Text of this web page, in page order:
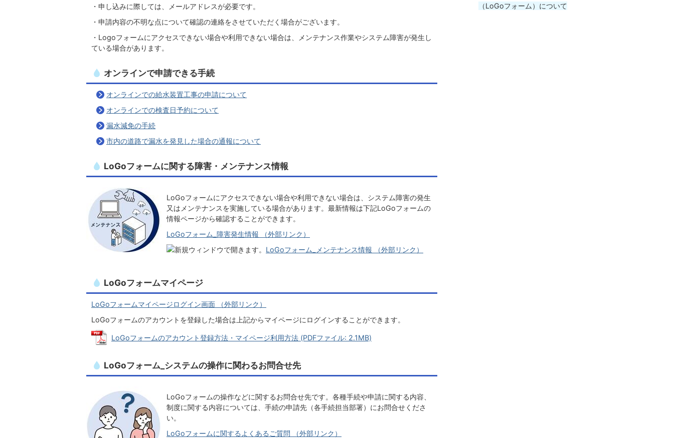
・申し込みに際しては、メールアドレスが必要です。
・申請内容の不明な点について確認の連絡をさせていただく場合がございます。
・Logoフォームにアクセスできない場合や利用できない場合は、メンテナンス作業やシステム障害が発生し
ている場合があります。
オンラインで申請できる手続
オンラインでの給水装置工事の申請について
オンラインでの検査日予約について
漏水減免の手続
市内の道路で漏水を発見した場合の通報について
LoGoフォームに関する障害・メンテナンス情報
LoGoフォームにアクセスできない場合や利用できない場合は、システム障害の発生
又はメンテナンスを実施している場合があります。最新情報は下記LoGoフォームの
情報ページから確認することができます。
LoGoフォーム_障害発生情報 （外部リンク）
LoGoフォーム_メンテナンス情報 （外部リンク）
LoGoフォームマイページ
LoGoフォームマイページログイン画面 （外部リンク）
LoGoフォームのアカウントを登録した場合は上記からマイページにログインすることができます。
LoGoフォームのアカウント登録方法・マイページ利用方法 (PDFファイル: 2.1MB)
LoGoフォーム_システムの操作に関わるお問合せ先
LoGoフォームの操作などに関するお問合せ先です。各種手続や申請に関する内容、
制度に関する内容については、手続の申請先（各手続担当部署）にお問合せくださ
い。
LoGoフォームに関するよくあるご質問 （外部リンク）
（LoGoフォーム）について